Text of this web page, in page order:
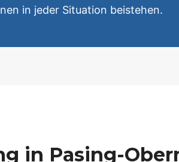
in jeder Situation beistehen.
in Pasing-